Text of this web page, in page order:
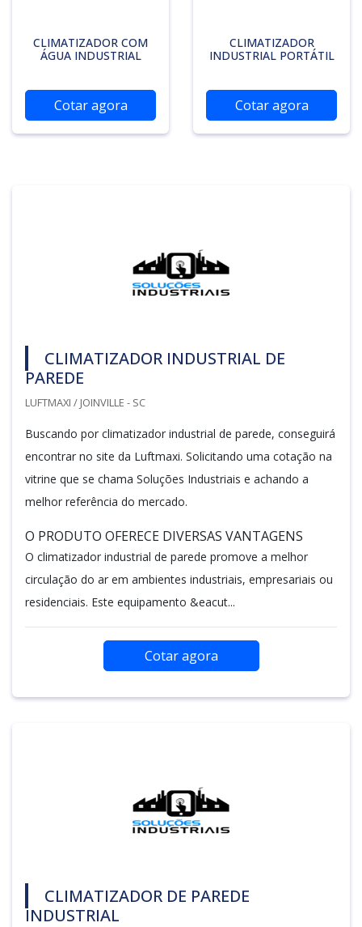
CLIMATIZADOR COM
ÁGUA INDUSTRIAL
Cotar agora
CLIMATIZADOR
INDUSTRIAL PORTÁTIL
Cotar agora
CLIMATIZADOR INDUSTRIAL DE
PAREDE
LUFTMAXI / JOINVILLE - SC
Buscando por climatizador industrial de parede, conseguirá
encontrar no site da Luftmaxi. Solicitando uma cotação na
vitrine que se chama Soluções Industriais e achando a
melhor referência do mercado.
O PRODUTO OFERECE DIVERSAS VANTAGENS
O climatizador industrial de parede promove a melhor
circulação do ar em ambientes industriais, empresariais ou
residenciais. Este equipamento &eacut...
Cotar agora
CLIMATIZADOR DE PAREDE
INDUSTRIAL